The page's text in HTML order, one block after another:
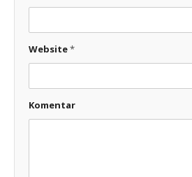
Website*
Komentar